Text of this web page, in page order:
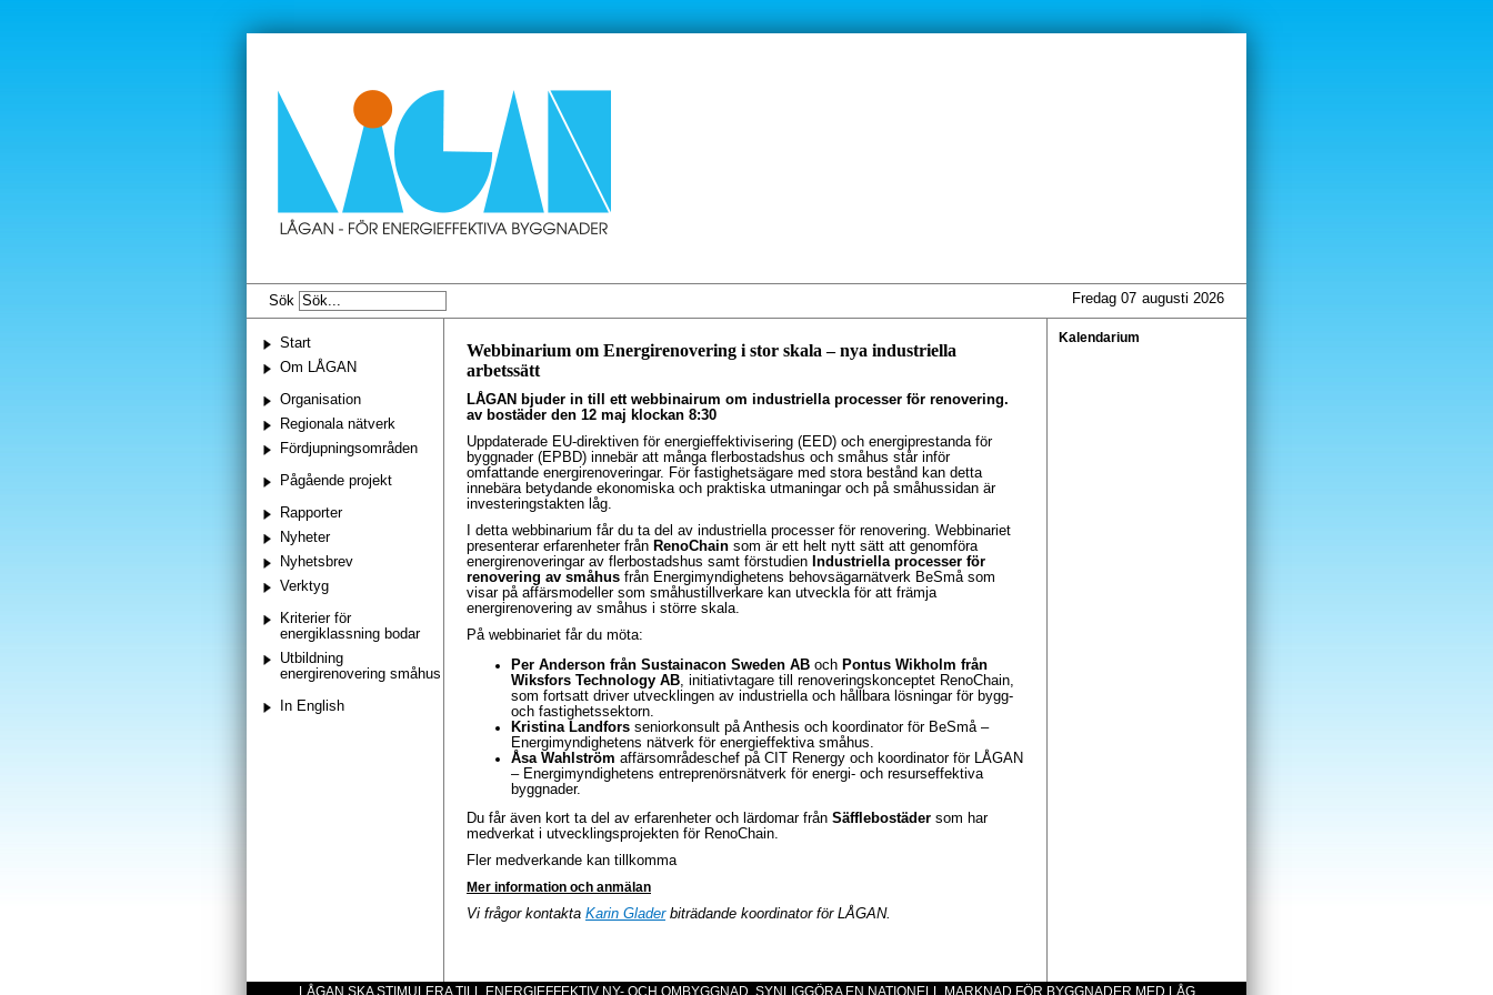
augusti 2026
Fredag 07
Sök
Start
Om LÅGAN
Organisation
Regionala nätverk
Fördjupningsområden
Pågående projekt
Rapporter
Nyheter
Nyhetsbrev
Verktyg
Kriterier för
energiklassning bodar
Utbildning
energirenovering småhus
In English
Webbinarium om Energirenovering i stor skala – nya industriella
arbetssätt
LÅGAN bjuder in till ett webbinairum om industriella processer för renovering.
av bostäder den 12 maj klockan 8:30
Uppdaterade EU-direktiven för energieffektivisering (EED) och energiprestanda för
byggnader (EPBD) innebär att många flerbostadshus och småhus står inför
omfattande energirenoveringar. För fastighetsägare med stora bestånd kan detta
innebära betydande ekonomiska och praktiska utmaningar och på småhussidan är
investeringstakten låg.
I detta webbinarium får du ta del av industriella processer för renovering. Webbinariet
presenterar erfarenheter från RenoChain som är ett helt nytt sätt att genomföra
energirenoveringar av flerbostadshus samt förstudien Industriella processer för
renovering av småhus från Energimyndighetens behovsägarnätverk BeSmå som
visar på affärsmodeller som småhustillverkare kan utveckla för att främja
energirenovering av småhus i större skala.
På webbinariet får du möta:
Per Anderson från Sustainacon Sweden AB och Pontus Wikholm från
Wiksfors Technology AB , initiativtagare till renoveringskonceptet RenoChain,
som fortsatt driver utvecklingen av industriella och hållbara lösningar för bygg-
och fastighetssektorn.
Kristina Landfors seniorkonsult på Anthesis och koordinator för BeSmå –
Energimyndighetens nätverk för energieffektiva småhus.
Åsa Wahlström affärsområdeschef på CIT Renergy och koordinator för LÅGAN
– Energimyndighetens entreprenörsnätverk för energi- och resurseffektiva
byggnader.
Du får även kort ta del av erfarenheter och lärdomar från Säfflebostäder som har
medverkat i utvecklingsprojekten för RenoChain.
Fler medverkande kan tillkomma
Mer information och anmälan
Vi frågor kontakta Karin Gladerbiträdande koordinator för LÅGAN.
Kalendarium
LÅGAN SKA STIMULERA TILL ENERGIEFFEKTIV NY- OCH OMBYGGNAD, SYNLIGGÖRA EN NATIONELL MARKNAD FÖR BYGGNADER MED LÅG